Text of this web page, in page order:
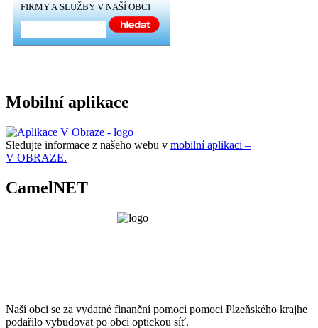
FIRMY A SLUŽBY V NAŠÍ OBCI
Mobilní aplikace
Sledujte informace z našeho webu v mobilní aplikaci –
V OBRAZE.
CamelNET
Naší obci se za vydatné finanční pomoci pomoci Plzeňského krajhe
podařilo vybudovat po obci optickou síť.